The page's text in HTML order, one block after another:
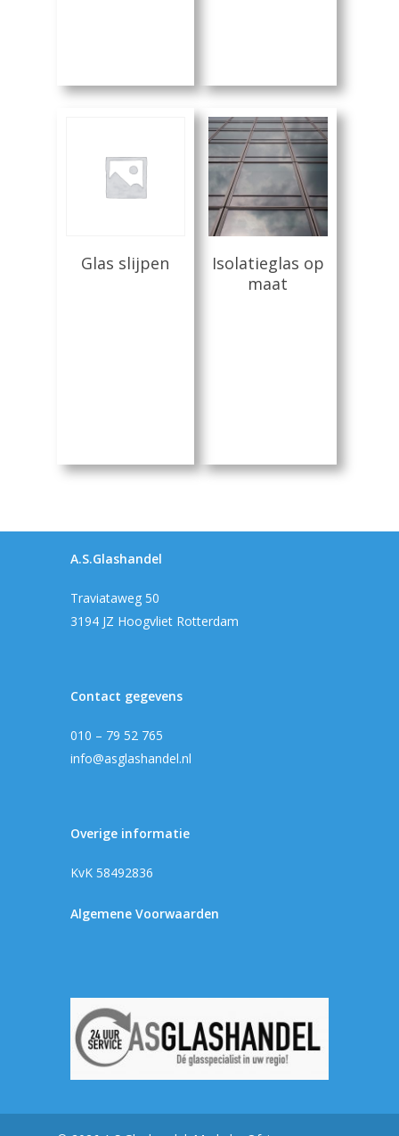
Lees Meer
Glas slijpen Lees Meer
Isolatieglas op
maat
A.S.Glashandel
Traviataweg 50
3194 JZ Hoogvliet Rotterdam
Contact gegevens
010 – 79 52 765
info@asglashandel.nl
Overige informatie
KvK 58492836
Algemene Voorwaarden